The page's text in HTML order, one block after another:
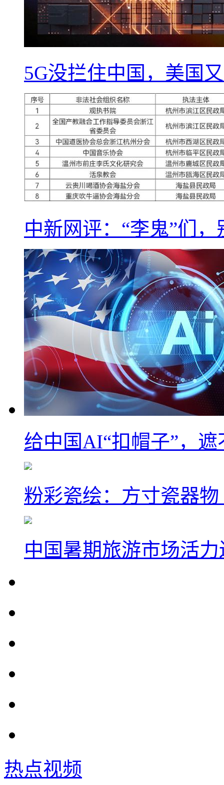
5G没拦住中国，美国
中新网评：“李鬼”们
给中国AI“扣帽子”，
粉彩瓷绘：方寸瓷器
中国暑期旅游市场活
热点视频